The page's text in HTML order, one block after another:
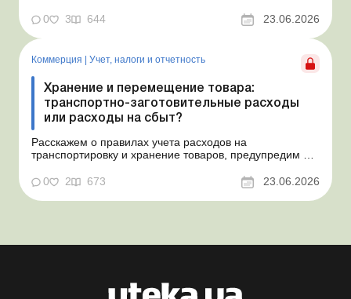
рекомендации, как минимизировать налоговые риски.
Проблемные расходы: налоговые риски и судебная
практика Понимаем ваши волнения в связи с
ошибочным несоздан...
0 3 644 23.06.2026
Коммерция | Учет, налоги и отчетность
Хранение и перемещение товара:
транспортно-заготовительные расходы
или расходы на сбыт?
Расскажем о правилах учета расходов на
транспортировку и хранение товаров, предупредим о
нормативное обоснование. Проблемные расходы:
налоговые риски и судебная практика Казалось бы, в
этом вопросе неоднозначности быть не может. Но, как
0 2 673 23.06.2026